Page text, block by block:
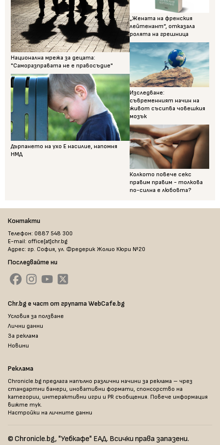
Национална мрежа за децата:
"Саморазправата не е правосъдие"
Дърпането на ухо Е насилие, напомня
НМД
„Жената на френския
лейтенант“, отказала
ролята на грешница
Изследване:
съвременният начин на
живот съсипва човешкия
мозък
Колкото повече секс
правим правим - толкова
по-силна е любовта?
Контакти
Телефон: 0887 548 300
E-mail: office[at]chr.bg
Адрес: гр. София, ул. Фредерик Жолио Кюри №20
Последвайте ни
Chr.bg е част от групата WebCafe.bg
Условия за ползване
Лични данни
За реклама
Новини
Реклама
Chronicle.bg предлага напълно различни начини за реклама – чрез
стандартни банери, иновативни формати, спонсорство на
категории, интерактивни игри и PR съобщения. Повече информация
вижте тук.
Настройки на личните данни
© Chronicle.bg, "Уебкафе" ЕАД. Всички права запазени.